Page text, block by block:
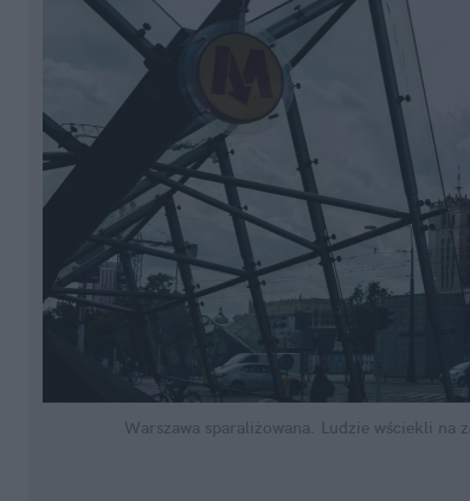
Warszawa sparaliżowana. Ludzie wściekli na